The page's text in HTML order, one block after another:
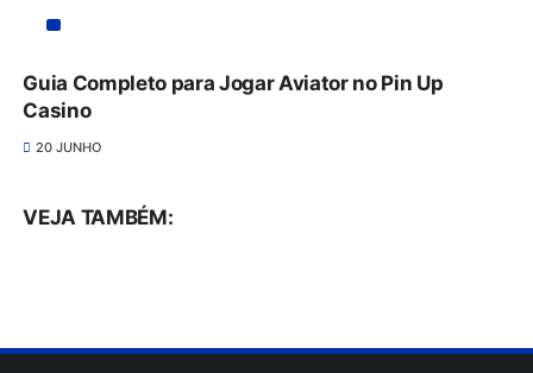
Guia Completo para Jogar Aviator no Pin Up
Casino
20 JUNHO
VEJA TAMBÉM: